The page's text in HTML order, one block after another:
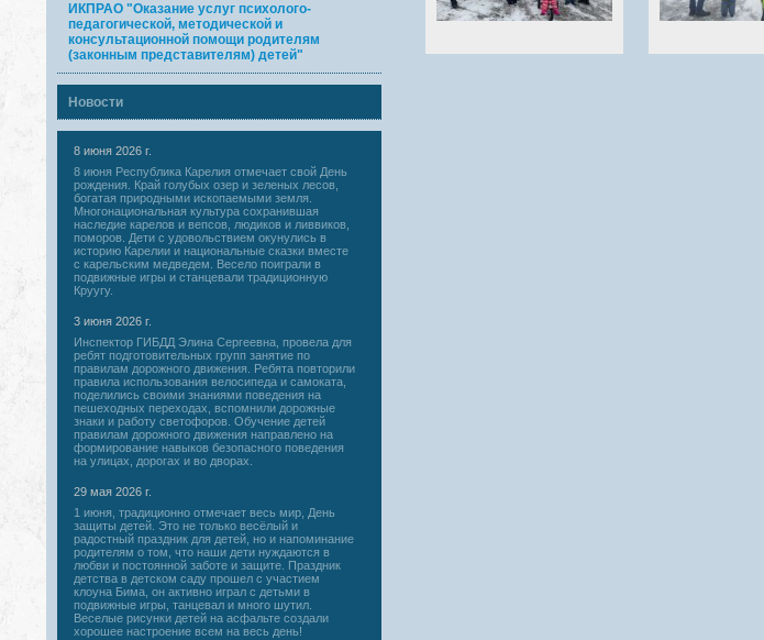
ИКПРАО "Оказание услуг психолого-
педагогической, методической и
консультационной помощи родителям
(законным представителям) детей"
Новости
8 июня 2026 г.
8 июня Республика Карелия отмечает свой День
рождения. Край голубых озер и зеленых лесов,
богатая природными ископаемыми земля.
Многонациональная культура сохранившая
наследие карелов и вепсов, людиков и ливвиков,
поморов. Дети с удовольствием окунулись в
историю Карелии и национальные сказки вместе
с карельским медведем. Весело поиграли в
подвижные игры и станцевали традиционную
Круугу.
3 июня 2026 г.
Инспектор ГИБДД Элина Сергеевна, провела для
ребят подготовительных групп занятие по
правилам дорожного движения. Ребята повторили
правила использования велосипеда и самоката,
поделились своими знаниями поведения на
пешеходных переходах, вспомнили дорожные
знаки и работу светофоров. Обучение детей
правилам дорожного движения направлено на
формирование навыков безопасного поведения
на улицах, дорогах и во дворах.
29 мая 2026 г.
1 июня, традиционно отмечает весь мир, День
защиты детей. Это не только весёлый и
радостный праздник для детей, но и напоминание
родителям о том, что наши дети нуждаются в
любви и постоянной заботе и защите. Праздник
детства в детском саду прошел с участием
клоуна Бима, он активно играл с детьми в
подвижные игры, танцевал и много шутил.
Веселые рисунки детей на асфальте создали
хорошее настроение всем на весь день!